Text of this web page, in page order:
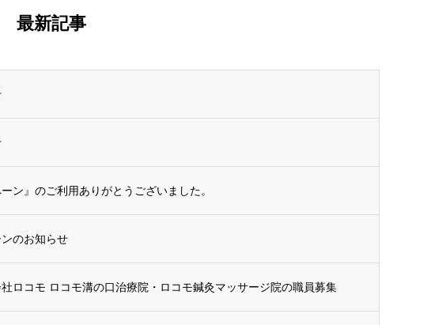
最新記事
ン』のご利用ありがとうございました。
のお知らせ
社ロコモ ロコモ溝の口治療院・ロコモ鍼灸マッサージ院の職員募集